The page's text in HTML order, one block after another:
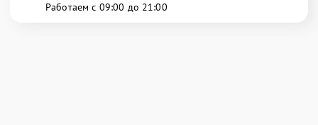
Работаем с 09:00 до 21:00